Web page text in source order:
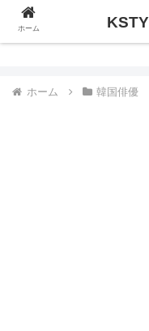
ホーム 韓国俳優
ホーム